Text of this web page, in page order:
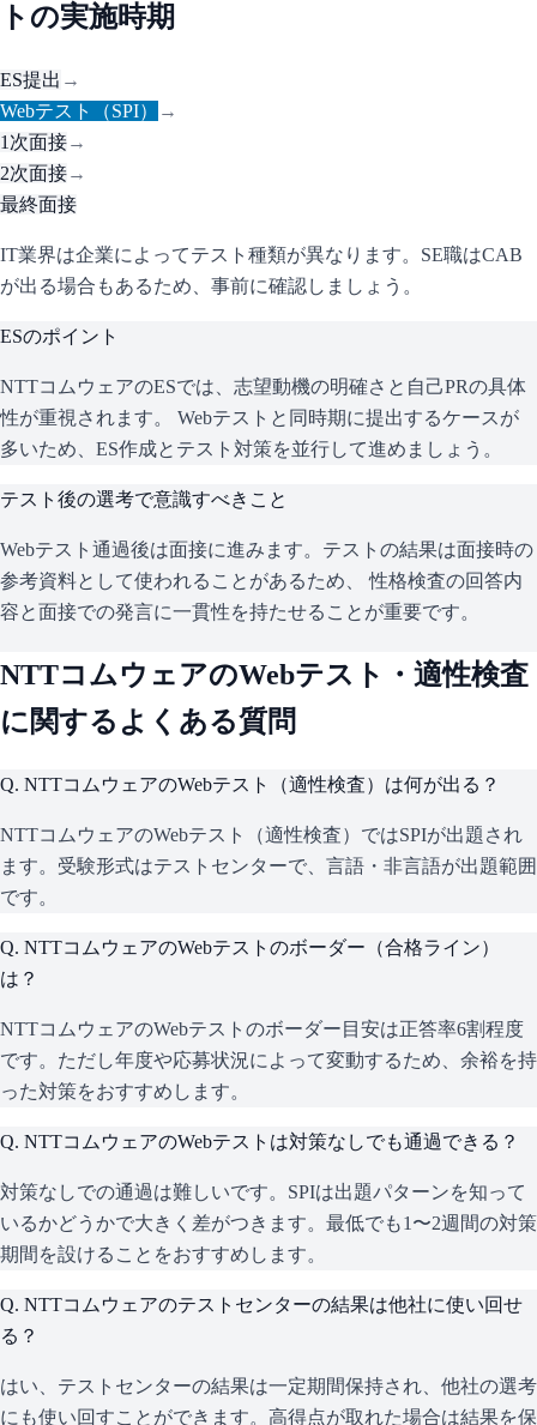
トの実施時期
ES提出 →
Webテスト（SPI）
→
1次面接→
2次面接→
最終面接
IT業界は企業によってテスト種類が異なります。SE職はCAB
が出る場合もあるため、事前に確認しましょう。
ESのポイント
NTTコムウェアのESでは、志望動機の明確さと自己PRの具体
性が重視されます。 Webテストと同時期に提出するケースが
多いため、ES作成とテスト対策を並行して進めましょう。
テスト後の選考で意識すべきこと
Webテスト通過後は面接に進みます。テストの結果は面接時の
参考資料として使われることがあるため、 性格検査の回答内
容と面接での発言に一貫性を持たせることが重要です。
NTTコムウェアのWebテスト・適性検査
に関するよくある質問
Q. NTTコムウェアのWebテスト（適性検査）は何が出る？
NTTコムウェアのWebテスト（適性検査）ではSPIが出題され
ます。受験形式はテストセンターで、言語・非言語が出題範囲
です。
Q. NTTコムウェアのWebテストのボーダー（合格ライン）
は？
NTTコムウェアのWebテストのボーダー目安は正答率6割程度
です。ただし年度や応募状況によって変動するため、余裕を持
った対策をおすすめします。
Q. NTTコムウェアのWebテストは対策なしでも通過できる？
対策なしでの通過は難しいです。SPIは出題パターンを知って
いるかどうかで大きく差がつきます。最低でも1〜2週間の対策
期間を設けることをおすすめします。
Q. NTTコムウェアのテストセンターの結果は他社に使い回せ
る？
はい、テストセンターの結果は一定期間保持され、他社の選考
にも使い回すことができます。高得点が取れた場合は結果を保